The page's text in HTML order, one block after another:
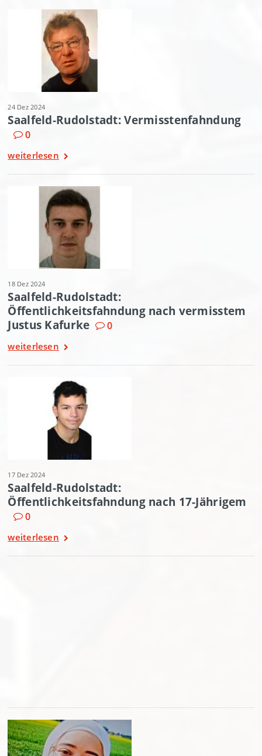
24 Dez 2024
Saalfeld-Rudolstadt: Vermisstenfahndung
0
weiterlesen
18 Dez 2024
Saalfeld-Rudolstadt:
Öffentlichkeitsfahndung nach vermisstem
Justus Kafurke
0
weiterlesen
17 Dez 2024
Saalfeld-Rudolstadt:
Öffentlichkeitsfahndung nach 17-Jährigem
0
weiterlesen